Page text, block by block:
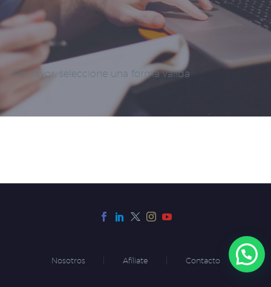
Por favor, seleccione una forma válida
Nosotros Afíliate Contacto